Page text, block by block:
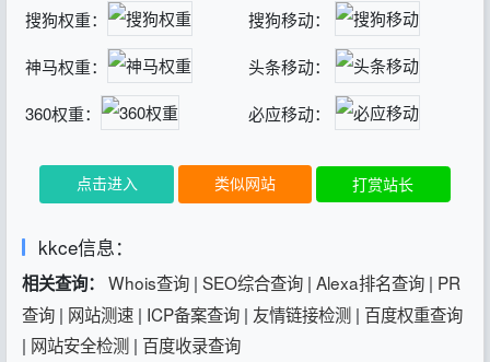
搜狗权重： 搜狗移动：
神马权重： 头条移动：
360权重： 必应移动：
点击进入 类似网站 打赏站长
kkce信息：
相关查询： Whois查询 | SEO综合查询 | Alexa排名查询 | PR
查询 | 网站测速 | ICP备案查询 | 友情链接检测 | 百度权重查询
| 网站安全检测 | 百度收录查询